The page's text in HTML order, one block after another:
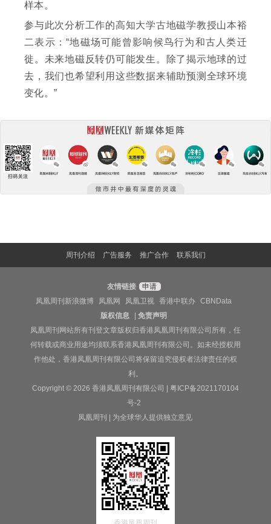
样本。
参与此次分析工作的高知大学古地磁学教授山本裕
二表示：“地磁场可能曾影响候鸟行为和古人类迁
徙。未来地磁反转仍可能发生。除了揭示地球的过
去，我们也希望利用这些数据来辅助预测全球环境
变化。”
周刊介绍 广告服务 推广合作 联系我们
友情链接 申请
凤凰周刊新浪微博
凤凰网 凤凰卫视 香港中联办
CBNData
版权信息
|免责声明
凤凰周刊网站所有刊登文章版权归香港凤凰周刊有限公司所有，任
何转载或商业用途均须联系香港凤凰周刊有限公司。如未经授权用
作他处，香港凤凰周刊有限公司将保留追究侵权者法律责任的权
利。
Copyright © 2026 香港凤凰周刊有限公司 | 粤ICP备2021170104
号-2
凤凰周刊 | 为全球华人提供独立意见